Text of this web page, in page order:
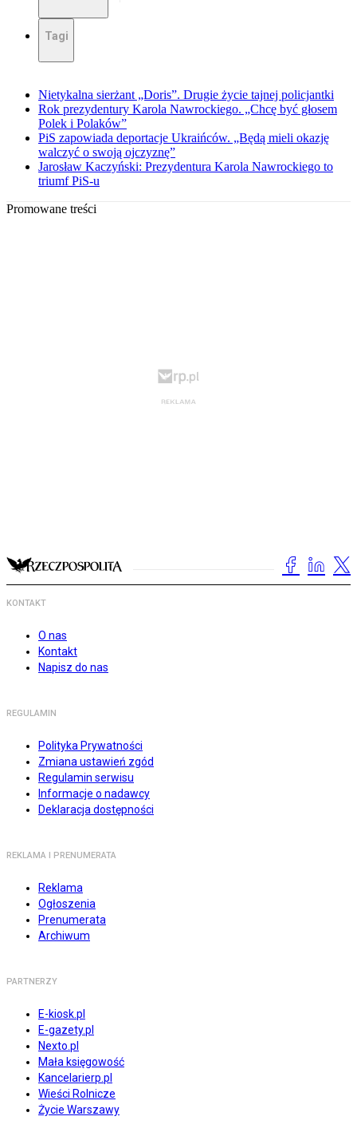
Tagi
Nietykalna sierżant „Doris”. Drugie życie tajnej policjantki
Rok prezydentury Karola Nawrockiego. „Chcę być głosem
Polek i Polaków”
PiS zapowiada deportacje Ukraińców. „Będą mieli okazję
walczyć o swoją ojczyznę”
Jarosław Kaczyński: Prezydentura Karola Nawrockiego to
triumf PiS-u
Promowane treści
KONTAKT
O nas
Kontakt
Napisz do nas
REGULAMIN
Polityka Prywatności
Zmiana ustawień zgód
Regulamin serwisu
Informacje o nadawcy
Deklaracja dostępności
REKLAMA I PRENUMERATA
Reklama
Ogłoszenia
Prenumerata
Archiwum
PARTNERZY
E-kiosk.pl
E-gazety.pl
Nexto.pl
Mała księgowość
Kancelarierp.pl
Wieści Rolnicze
Życie Warszawy